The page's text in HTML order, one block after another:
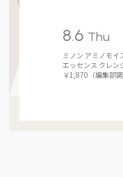
8.6 Thu
ミノン アミノモイ
エッセンス クレン
￥1,870（編集部調